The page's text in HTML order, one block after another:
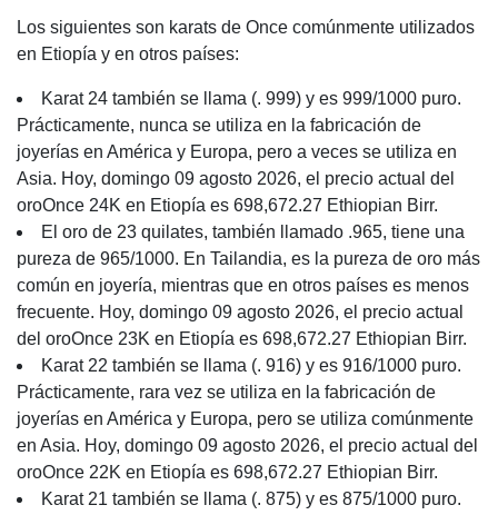
Los siguientes son karats de Once comúnmente utilizados
en Etiopía y en otros países:
Karat 24 también se llama (. 999) y es 999/1000 puro.
Prácticamente, nunca se utiliza en la fabricación de
joyerías en América y Europa, pero a veces se utiliza en
Asia. Hoy, domingo 09 agosto 2026, el precio actual del
oroOnce 24K en Etiopía es 698,672.27 Ethiopian Birr.
El oro de 23 quilates, también llamado .965, tiene una
pureza de 965/1000. En Tailandia, es la pureza de oro más
común en joyería, mientras que en otros países es menos
frecuente. Hoy, domingo 09 agosto 2026, el precio actual
del oroOnce 23K en Etiopía es 698,672.27 Ethiopian Birr.
Karat 22 también se llama (. 916) y es 916/1000 puro.
Prácticamente, rara vez se utiliza en la fabricación de
joyerías en América y Europa, pero se utiliza comúnmente
en Asia. Hoy, domingo 09 agosto 2026, el precio actual del
oroOnce 22K en Etiopía es 698,672.27 Ethiopian Birr.
Karat 21 también se llama (. 875) y es 875/1000 puro.